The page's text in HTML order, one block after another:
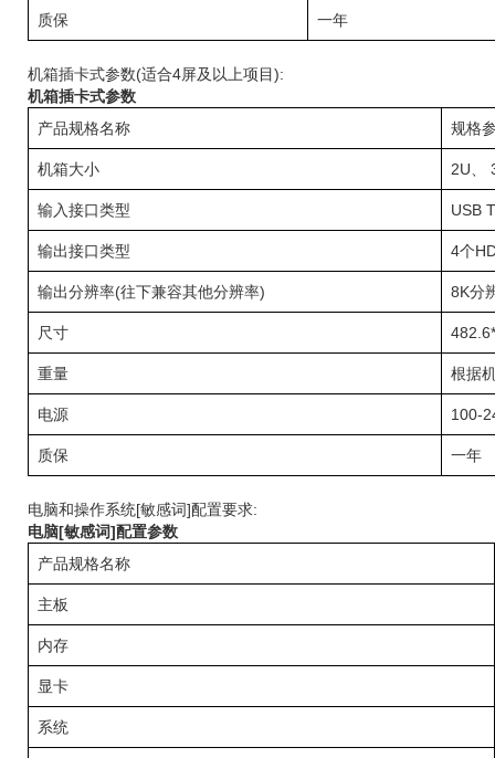
质保 一年
机箱插卡式参数(适合4屏及以上项目):
机箱插卡式参数
产品规格名称
规格
机箱大小 2U、
输入接口类型 USB
输出接口类型 4个
输出分辨率(往下兼容其他分辨率) 8K分
尺寸
重量 根据
电源 100-
质保 一年
电脑和操作系统[敏感词]配置要求:
电脑[敏感词]配置参数
产品规格名称
主板
内存
显卡
系统